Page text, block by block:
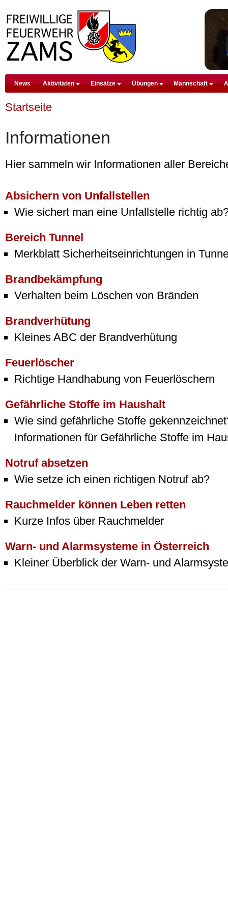
News Aktivitäten Einsätze Übungen Mannschaft
Startseite
Informationen
Hier sammeln wir Informationen aller
Absichern von Unfallstellen
Wie sichert man eine Unfallstelle richtig
Bereich Tunnel
Merkblatt Sicherheitseinrichtungen in
Brandbekämpfung
Verhalten beim Löschen von Bränden
Brandverhütung
Kleines ABC der Brandverhütung
Feuerlöscher
Richtige Handhabung von Feuerlöschern
Gefährliche Stoffe im Haushalt
Wie sind gefährliche Stoffe
Informationen für Gefährliche Stoffe im
Notruf absetzen
Wie setze ich einen richtigen Notruf ab?
Rauchmelder können Leben retten
Kurze Infos über Rauchmelder
Warn- und Alarmsysteme in Österreich
Kleiner Überblick der Warn- und
Premium Drupal Themes by Adaptivethemes